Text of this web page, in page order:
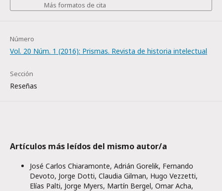
Más formatos de cita
Número
Vol. 20 Núm. 1 (2016): Prismas. Revista de historia intelectual
Sección
Reseñas
Artículos más leídos del mismo autor/a
José Carlos Chiaramonte, Adrián Gorelik, Fernando
Devoto, Jorge Dotti, Claudia Gilman, Hugo Vezzetti,
Elías Palti, Jorge Myers, Martín Bergel, Omar Acha,